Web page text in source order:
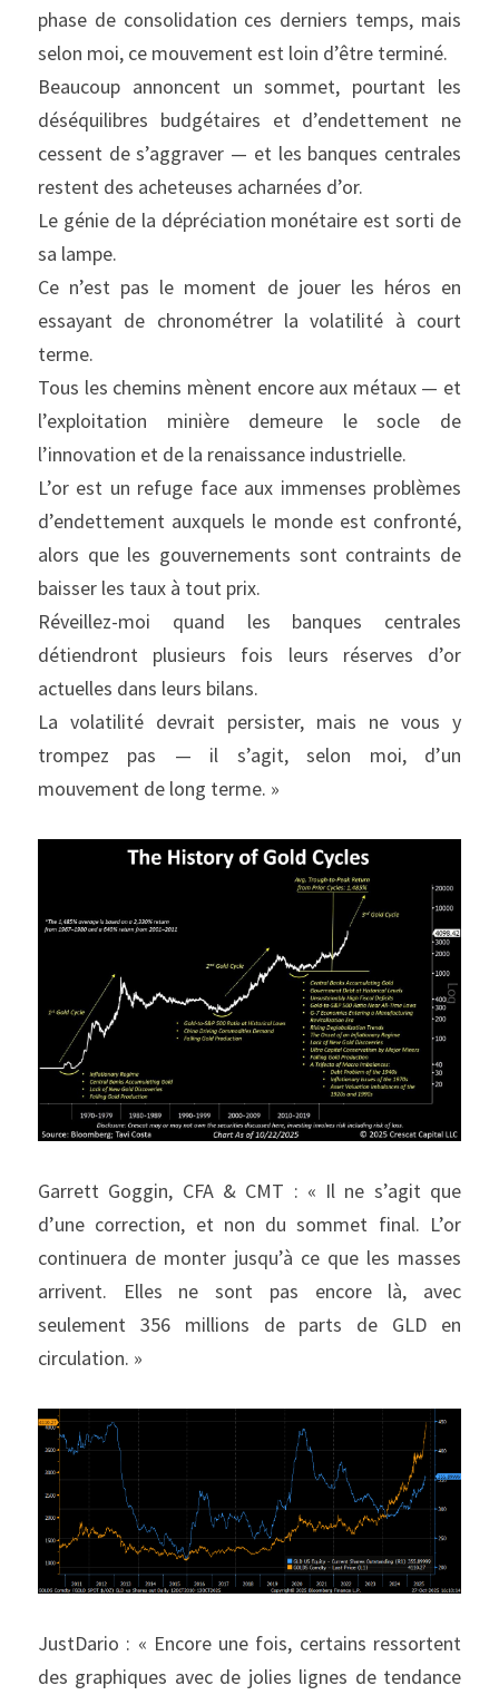
phase de consolidation ces derniers temps, mais
selon moi, ce mouvement est loin d’être terminé.
Beaucoup annoncent un sommet, pourtant les
déséquilibres budgétaires et d’endettement ne
cessent de s’aggraver — et les banques centrales
restent des acheteuses acharnées d’or.
Le génie de la dépréciation monétaire est sorti de
sa lampe.
Ce n’est pas le moment de jouer les héros en
essayant de chronométrer la volatilité à court
terme.
Tous les chemins mènent encore aux métaux — et
l’exploitation minière demeure le socle de
l’innovation et de la renaissance industrielle.
L’or est un refuge face aux immenses problèmes
d’endettement auxquels le monde est confronté,
alors que les gouvernements sont contraints de
baisser les taux à tout prix.
Réveillez-moi quand les banques centrales
détiendront plusieurs fois leurs réserves d’or
actuelles dans leurs bilans.
La volatilité devrait persister, mais ne vous y
trompez pas — il s’agit, selon moi, d’un
mouvement de long terme. »
Garrett Goggin, CFA & CMT : « Il ne s’agit que
d’une correction, et non du sommet final. L’or
continuera de monter jusqu’à ce que les masses
arrivent. Elles ne sont pas encore là, avec
seulement 356 millions de parts de GLD en
circulation. »
JustDario : « Encore une fois, certains ressortent
des graphiques avec de jolies lignes de tendance